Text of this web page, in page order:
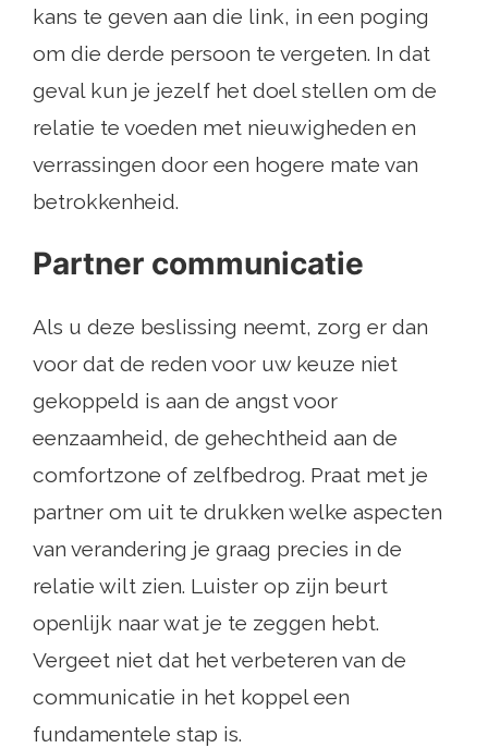
kans te geven aan die link, in een poging
om die derde persoon te vergeten. In dat
geval kun je jezelf het doel stellen om de
relatie te voeden met nieuwigheden en
verrassingen door een hogere mate van
betrokkenheid.
Partner communicatie
Als u deze beslissing neemt, zorg er dan
voor dat de reden voor uw keuze niet
gekoppeld is aan de angst voor
eenzaamheid, de gehechtheid aan de
comfortzone of zelfbedrog. Praat met je
partner om uit te drukken welke aspecten
van verandering je graag precies in de
relatie wilt zien. Luister op zijn beurt
openlijk naar wat je te zeggen hebt.
Vergeet niet dat het verbeteren van de
communicatie in het koppel een
fundamentele stap is.